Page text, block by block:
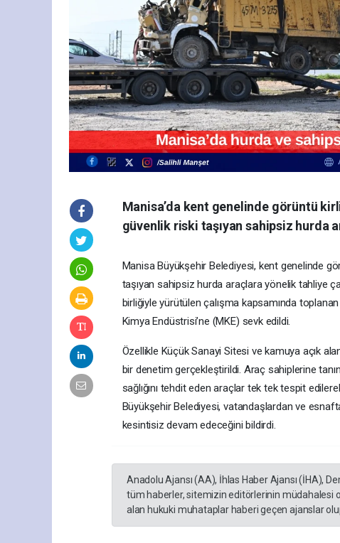
Manisa’da kent genelinde görüntü
güvenlik riski taşıyan sahipsiz hurda
Manisa Büyükşehir Belediyesi, kent genelinde
taşıyan sahipsiz hurda araçlara yönelik tahliye
birliğiyle yürütülen çalışma kapsamında
Kimya Endüstrisi’ne (MKE) sevk edildi.
Özellikle Küçük Sanayi Sitesi ve kamuya açık
bir denetim gerçekleştirildi. Araç sahiplerine
sağlığını tehdit eden araçlar tek tek tespit
Büyükşehir Belediyesi, vatandaşlardan ve
kesintisiz devam edeceğini bildirdi.
Anadolu Ajansı (AA), İhlas Haber Ajansı (İHA),
tüm haberler, sitemizin editörlerinin müdahalesi
alan hukuki muhataplar haberi geçen ajanslar